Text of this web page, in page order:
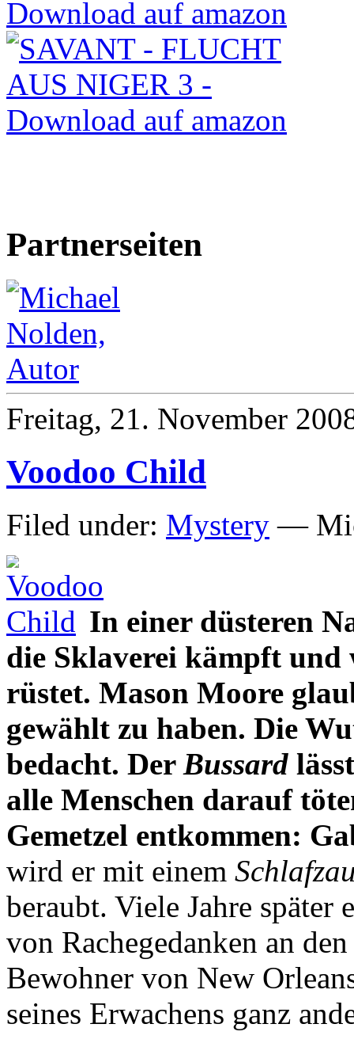
Partnerseiten
Freitag, 21. November
Voodoo Child
Filed under: Mystery —
In einer düsteren
die Sklaverei kämpft und
rüstet. Mason Moore
gewählt zu haben. Die
bedacht. Der Bussard
alle Menschen darauf
Gemetzel entkommen:
wird er mit einem
beraubt. Viele Jahre später
von Rachegedanken an
Bewohner von New
seines Erwachens ganz